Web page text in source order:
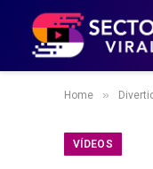
Home »
VÍDEOS